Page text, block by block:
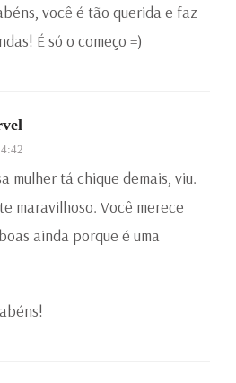
você é tão querida e faz
É só o começo =)
mulher tá chique demais, viu.
maravilhoso. Você merece
ainda porque é uma